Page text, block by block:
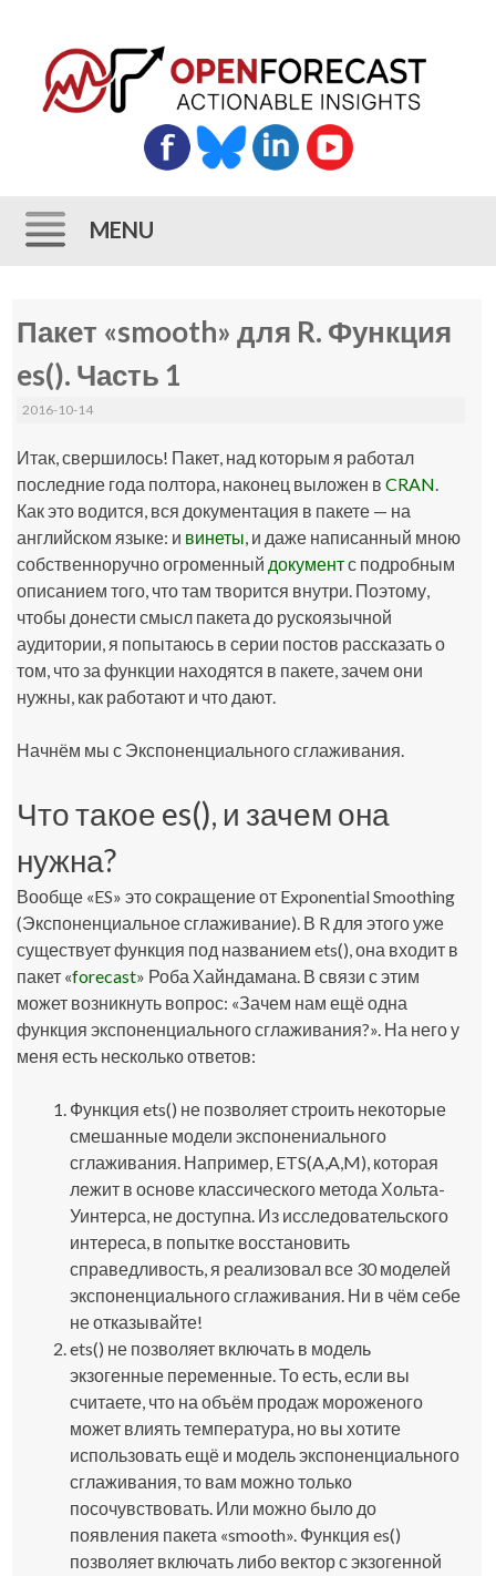
MENU
to
Пакет «smooth» для R. Функция
es(). Часть 1
2016-10-14
Итак, свершилось! Пакет, над которым я работал
последние года полтора, наконец выложен вCRAN.
Как это водится, вся документация в пакете — на
английском языке: и винеты, и даже написанный мною
собственноручно огроменный документс подробным
описанием того, что там творится внутри. Поэтому,
чтобы донести смысл пакета до рускоязычной
аудитории, я попытаюсь в серии постов рассказать о
том, что за функции находятся в пакете, зачем они
нужны, как работают и что дают.
Начнём мы с Экспоненциального сглаживания.
Что такое es(), и зачем она
нужна?
Вообще «ES» это сокращение от Exponential Smoothing
(Экспоненциальное сглаживание). В R для этого уже
существует функция под названиемets(), она входит в
пакет «forecast» Роба Хайндамана. В связи с этим
может возникнуть вопрос: «Зачем нам ещё одна
функция экспоненциального сглаживания?». На него у
меня есть несколько ответов:
Функцияets() не позволяет строить некоторые
смешанные модели экспонениального
сглаживания. Например, ETS(A,A,M), которая
лежит в основе классического метода Хольта-
Уинтерса, не доступна. Из исследовательского
интереса, в попытке восстановить
справедливость, я реализовал все 30 моделей
экспоненциального сглаживания. Ни в чём себе
не отказывайте!
ets() не позволяет включать в модель
экзогенные переменные. То есть, если вы
считаете, что на объём продаж мороженого
может влиять температура, но вы хотите
использовать ещё и модель экспоненциального
сглаживания, то вам можно только
посочувствовать. Или можно было до
появления пакета «smooth». Функцияes()
позволяет включать либо вектор с экзогенной